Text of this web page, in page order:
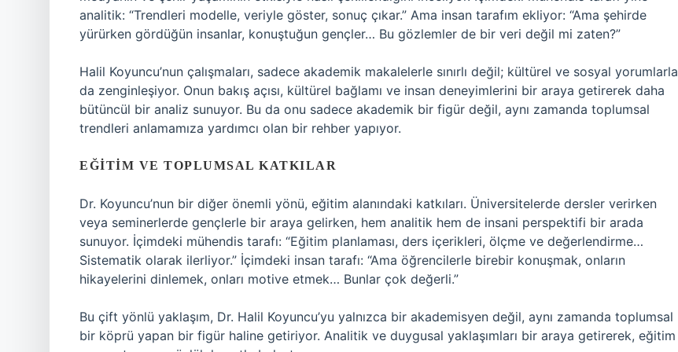
analitik: “Trendleri modelle, veriyle göster, sonuç çıkar.” Ama insan tarafım ekliyor: “Ama şehirde
yürürken gördüğün insanlar, konuştuğun gençler… Bu gözlemler de bir veri değil mi zaten?”
Halil Koyuncu’nun çalışmaları, sadece akademik makalelerle sınırlı değil; kültürel ve sosyal yorumlarla
da zenginleşiyor. Onun bakış açısı, kültürel bağlamı ve insan deneyimlerini bir araya getirerek daha
bütüncül bir analiz sunuyor. Bu da onu sadece akademik bir figür değil, aynı zamanda toplumsal
trendleri anlamamıza yardımcı olan bir rehber yapıyor.
EĞITIM VE TOPLUMSAL KATKILAR
Dr. Koyuncu’nun bir diğer önemli yönü, eğitim alanındaki katkıları. Üniversitelerde dersler verirken
veya seminerlerde gençlerle bir araya gelirken, hem analitik hem de insani perspektifi bir arada
sunuyor. İçimdeki mühendis tarafı: “Eğitim planlaması, ders içerikleri, ölçme ve değerlendirme…
Sistematik olarak ilerliyor.” İçimdeki insan tarafı: “Ama öğrencilerle birebir konuşmak, onların
hikayelerini dinlemek, onları motive etmek… Bunlar çok değerli.”
Bu çift yönlü yaklaşım, Dr. Halil Koyuncu’yu yalnızca bir akademisyen değil, aynı zamanda toplumsal
bir köprü yapan bir figür haline getiriyor. Analitik ve duygusal yaklaşımları bir araya getirerek, eğitim